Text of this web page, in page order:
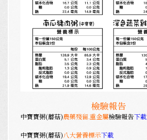
檢驗報告
中寶寶粥(蘑菇)農藥殘留.重金屬檢驗報告下載
中寶寶粥(蘑菇)八大營養標示下載